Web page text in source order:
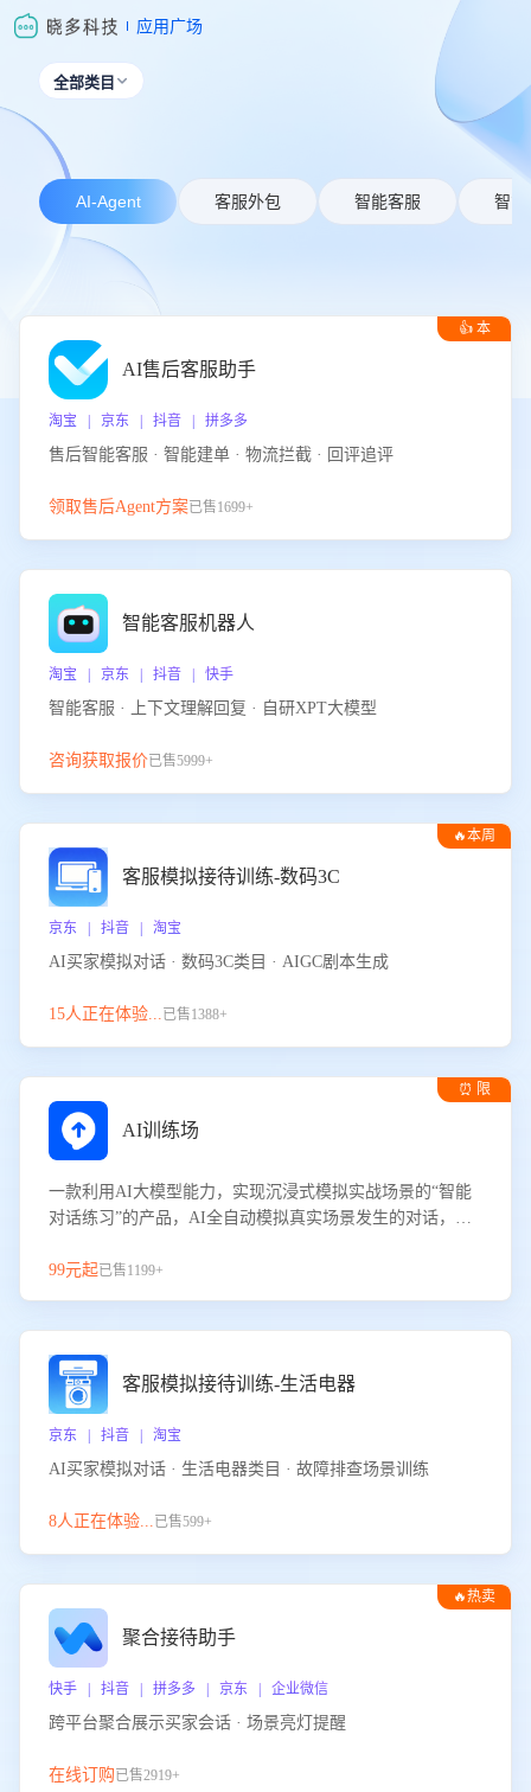
应用广场
全部类目 
AI-Agent 客服外包 智能客服 智能
👍 本
AI售后客服助手
淘宝 | 京东 | 抖音 | 拼多多
售后智能客服 · 智能建单 · 物流拦截 · 回评追评
领取售后Agent方案已售1699+
智能客服机器人
淘宝 | 京东 | 抖音 | 快手
智能客服 · 上下文理解回复 · 自研XPT大模型
咨询获取报价已售5999+
🔥本周
客服模拟接待训练-数码3C
京东 | 抖音 | 淘宝
AI买家模拟对话 · 数码3C类目 · AIGC剧本生成
15人正在体验...已售1388+
⏰ 限
AI训练场
一款利用AI大模型能力，实现沉浸式模拟实战场景的“智能
对话练习”的产品，AI全自动模拟真实场景发生的对话，企
服能力。
99元起已售1199+
客服模拟接待训练-生活电器
京东 | 抖音 | 淘宝
AI买家模拟对话 · 生活电器类目 · 故障排查场景训练
8人正在体验...已售599+
🔥热卖
聚合接待助手
快手 | 抖音 | 拼多多 | 京东 | 企业微信
跨平台聚合展示买家会话 · 场景亮灯提醒
在线订购已售2919+